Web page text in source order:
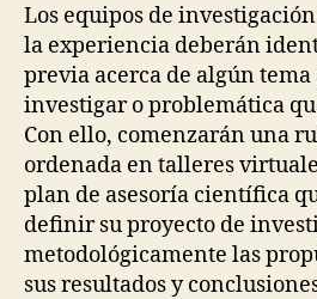
Los equipos de
la experiencia deberán
previa acerca de algún tema
investigar o problemática
Con ello, comenzarán una
ordenada en talleres
plan de asesoría científica
definir su proyecto de
metodológicamente las
sus resultados y